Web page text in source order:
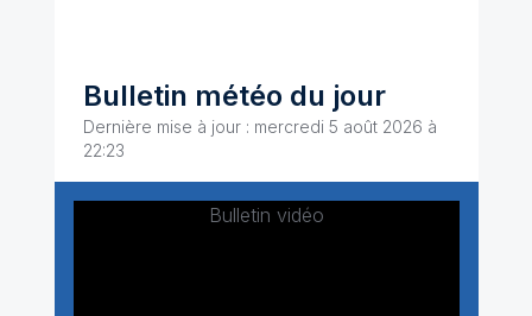
Bulletin météo du jour
Dernière mise à jour : mercredi 5 août 2026 à
22:23
Bulletin vidéo